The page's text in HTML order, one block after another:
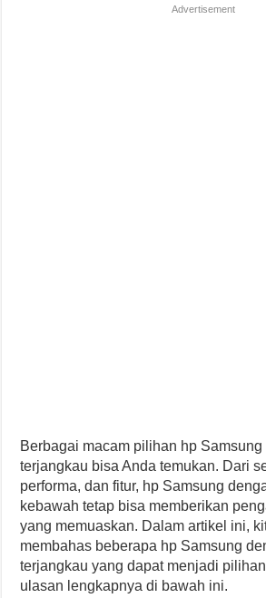
Advertisement
Berbagai macam pilihan hp
terjangkau bisa Anda temukan. Dari
performa, dan fitur, hp Samsung
kebawah tetap bisa memberikan
yang memuaskan. Dalam artikel ini,
membahas beberapa hp Samsung
terjangkau yang dapat menjadi
ulasan lengkapnya di bawah ini.